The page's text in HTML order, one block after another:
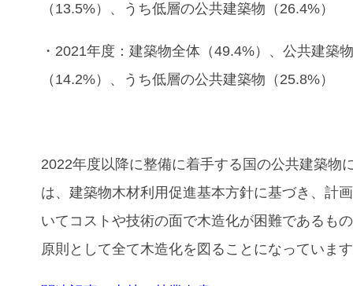
（13.5%）、うち低層の公共建築物（26.4%）
・2021年度：建築物全体（49.4%）、公共建築
（14.2%）、うち低層の公共建築物（25.8%）
2022年度以降に整備に着手する国の公共建築物
は、建築物木材利用促進基本方針に基づき、計
いてコストや技術の面で木造化が困難であるも
原則として全て木造化を図ることになっていま